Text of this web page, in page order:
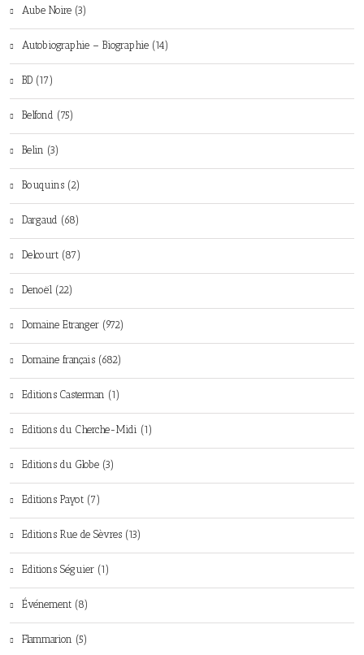
Aube Noire (3)
Autobiographie – Biographie (14)
BD (17)
Belfond (75)
Belin (3)
Bouquins (2)
Dargaud (68)
Delcourt (87)
Denoël (22)
Domaine Etranger (972)
Domaine français (682)
Editions Casterman (1)
Editions du Cherche-Midi (1)
Editions du Globe (3)
Editions Payot (7)
Editions Rue de Sèvres (13)
Editions Séguier (1)
Événement (8)
Flammarion (5)